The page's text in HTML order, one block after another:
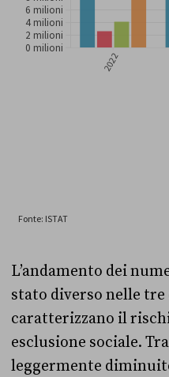
L’andamento dei
stato diverso nelle
caratterizzano il
esclusione sociale.
leggermente